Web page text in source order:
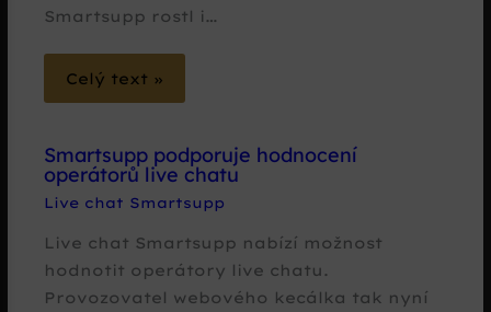
Smartsupp rostl i…
Celý text »
Smartsupp podporuje hodnocení
operátorů live chatu
Live chat Smartsupp
Live chat Smartsupp nabízí možnost
hodnotit operátory live chatu.
Provozovatel webového kecálka tak nyní